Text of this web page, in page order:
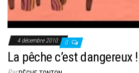
4 décembre 2010 0
La pêche c’est dangereux !